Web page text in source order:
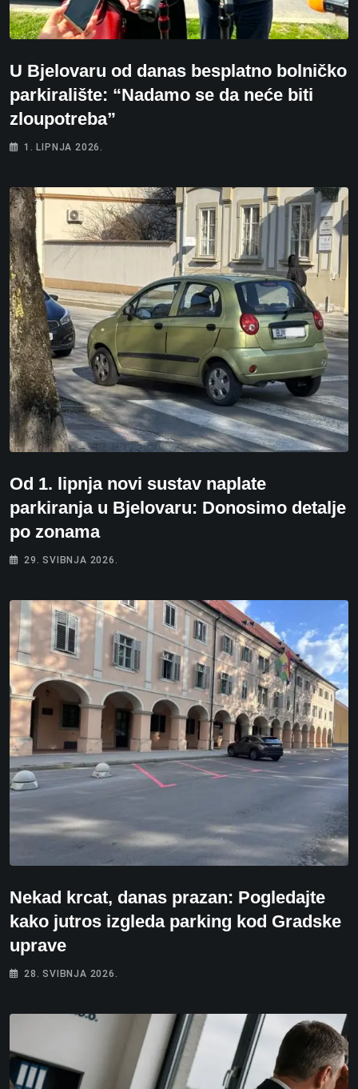
U Bjelovaru od danas besplatno bolničko
parkiralište: “Nadamo se da neće biti
zloupotreba”
1. LIPNJA 2026.
Od 1. lipnja novi sustav naplate
parkiranja u Bjelovaru: Donosimo detalje
po zonama
29. SVIBNJA 2026.
Nekad krcat, danas prazan: Pogledajte
kako jutros izgleda parking kod Gradske
uprave
28. SVIBNJA 2026.